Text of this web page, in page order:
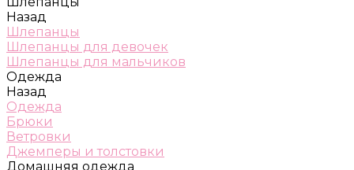
Назад
Шлепанцы
Шлепанцы для девочек
Шлепанцы для мальчиков
Одежда
Назад
Одежда
Брюки
Ветровки
Джемперы и толстовки
Домашняя одежда